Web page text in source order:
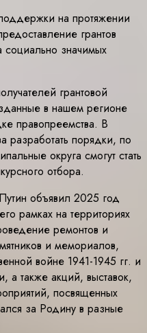
на протяжении
грантов
социально значимых
грантовой
в нашем регионе
правопреемства. В
разработать порядки, по
округа смогут стать
отбора.
объявил 2025 год
рамках на территориях
ремонтов и
и мемориалов,
войне 1941-1945 гг. и
а также акций, выставок,
посвященных
за Родину в разные